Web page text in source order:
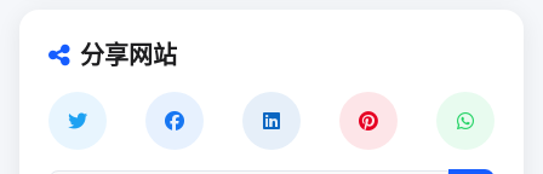
分享网站